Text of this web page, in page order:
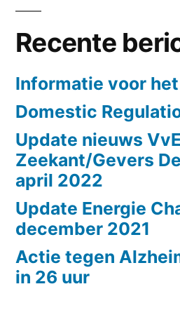
Recente
Informatie voor
Domestic
Update nieuws VvE
Zeekant/Gevers
april 2022
Update Energie
december 2021
Actie tegen
in 26 uur